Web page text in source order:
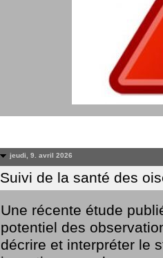
jeudi, 9. avril 2026
Suivi de la santé des
Une récente étude
potentiel des
décrire et interpréter le